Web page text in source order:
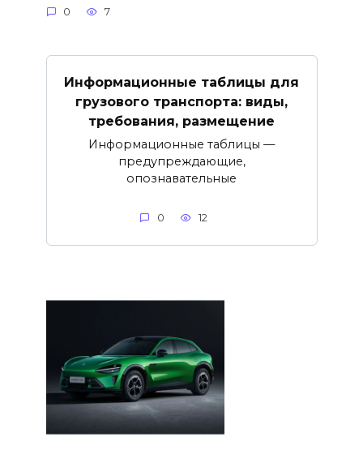
0 7
Информационные таблицы для
грузового транспорта: виды,
требования, размещение
Информационные таблицы —
предупреждающие,
опознавательные
0 12